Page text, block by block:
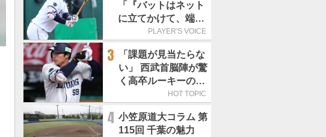
「『バットはネット
に立てかけて、端に
置くんだぞ』と栗山
だきました」／憧れ
の人からの金言
PLAYER'S VOICE
3
「課題が見当たらな
い」 西武首脳陣が驚
く高卒ルーキーの高
HOT TOPIC
4 小笠原道大コラム 第
115回 千葉の魅力